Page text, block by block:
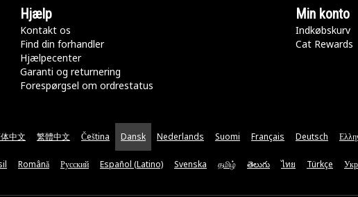
Hjælp
Kontakt os
Find din forhandler
Hjælpecenter
Garanti og returnering
Forespørgsel om ordrestatus
Min konto
Indkøbskurv
Cat Rewards
中文 繁體中文 Čeština Dansk Nederlands Suomi Français Deutsch
Română Русский Español (Latino) Svenska தமிழ் తెలుగు ไทย Türkçe